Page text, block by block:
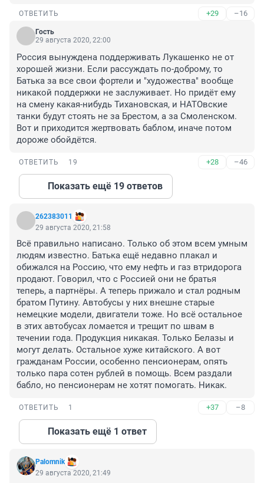
ОТВЕТИТЬ +29 –16
Гость
29 августа 2020, 22:00
Россия вынуждена поддерживать Лукашенко не от
хорошей жизни. Если рассуждать по-доброму, то
Батька за все свои фортели и "художества" вообще
никакой поддержки не заслуживает. Но придёт ему
на смену какая-нибудь Тихановская, и НАТОвские
танки будут стоять не за Брестом, а за Смоленском.
Вот и приходится жертвовать баблом, иначе потом
дороже обойдётся.
ОТВЕТИТЬ 19 +28 –46
Показать ещё 19 ответов
262383011
29 августа 2020, 21:58
Всё правильно написано. Только об этом всем умным
людям известно. Батька ещё недавно плакал и
обижался на Россию, что ему нефть и газ втридорога
продают. Говорил, что с Россией они не братья
теперь, а партнёры. А теперь прижало и стал родным
братом Путину. Автобусы у них внешне старые
немецкие модели, двигатели тоже. Но всё остальное
в этих автобусах ломается и трещит по швам в
течении года. Продукция никакая. Только Белазы и
могут делать. Остальное хуже китайского. А вот
гражданам России, особенно пенсионерам, опять
только пара сотен рублей в помощь. Всем раздали
бабло, но пенсионерам не хотят помогать. Никак.
ОТВЕТИТЬ 1 +37 –8
Показать ещё 1 ответ
Palomnik
29 августа 2020, 21:49